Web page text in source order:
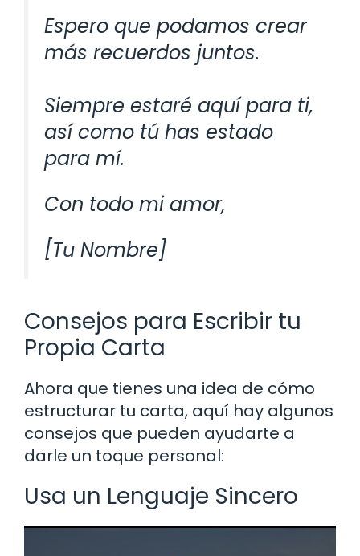
Espero que podamos crear
más recuerdos juntos.
Siempre estaré aquí para ti,
así como tú has estado
para mí.
Con todo mi amor,
[Tu Nombre]
Consejos para Escribir tu
Propia Carta
Ahora que tienes una idea de cómo
estructurar tu carta, aquí hay algunos
consejos que pueden ayudarte a
darle un toque personal:
Usa un Lenguaje Sincero